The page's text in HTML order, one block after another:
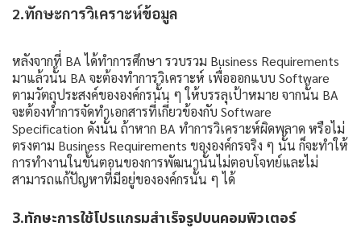
2.ทักษะการวิเคราะห์ข้อมูล
หลังจากที่ BA ได้ทำการศึกษา รวบรวม Business Requirements
มาแล้วนั้น BA จะต้องทำการวิเคราะห์ เพื่อออกแบบ Software
ตามวัตถุประสงค์ขององค์กรนั้น ๆ ให้บรรลุเป้าหมาย จากนั้น BA
จะต้องทำการจัดทำเอกสารที่เกี่ยวข้องกับ Software
Specification ดังนั้น ถ้าหาก BA ทำการวิเคราะห์ผิดพลาด หรือไม่
ตรงตาม Business Requirements ขององค์กรจริง ๆ นั้น ก็จะทำให้
การทำงานในขั้นตอนของการพัฒนานั้นไม่ตอบโจทย์และไม่
สามารถแก้ปัญหาที่มีอยู่ขององค์กรนั้น ๆ ได้
3.ทักษะการใช้โปรแกรมสำเร็จรูปบนคอมพิวเตอร์